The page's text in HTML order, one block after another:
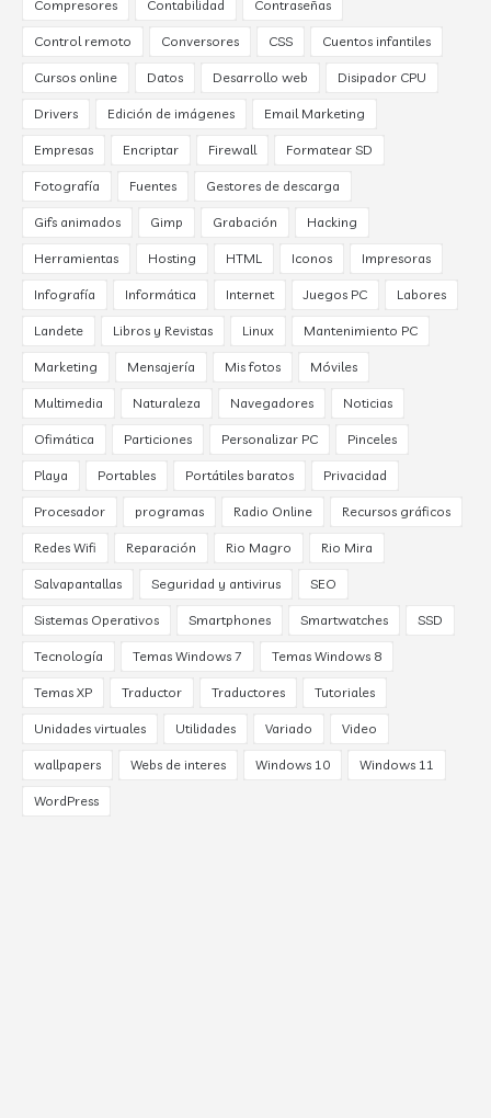
Compresores Contabilidad Contraseñas
Control remoto Conversores CSS Cuentos infantiles
Cursos online Datos Desarrollo web Disipador CPU
Drivers Edición de imágenes Email Marketing
Empresas Encriptar Firewall Formatear SD
Fotografía Fuentes Gestores de descarga
Gifs animados Gimp Grabación Hacking
Herramientas Hosting HTML Iconos Impresoras
Infografía Informática Internet Juegos PC Labores
Landete Libros y Revistas Linux Mantenimiento PC
Marketing Mensajería Mis fotos Móviles
Multimedia Naturaleza Navegadores Noticias
Ofimática Particiones Personalizar PC Pinceles
Playa Portables Portátiles baratos Privacidad
Procesador programas Radio Online Recursos gráficos
Redes Wifi Reparación Rio Magro Rio Mira
Salvapantallas Seguridad y antivirus SEO
Sistemas Operativos Smartphones Smartwatches SSD
Tecnología Temas Windows 7 Temas Windows 8
Temas XP Traductor Traductores Tutoriales
Unidades virtuales Utilidades Variado Video
wallpapers Webs de interes Windows 10 Windows 11
WordPress